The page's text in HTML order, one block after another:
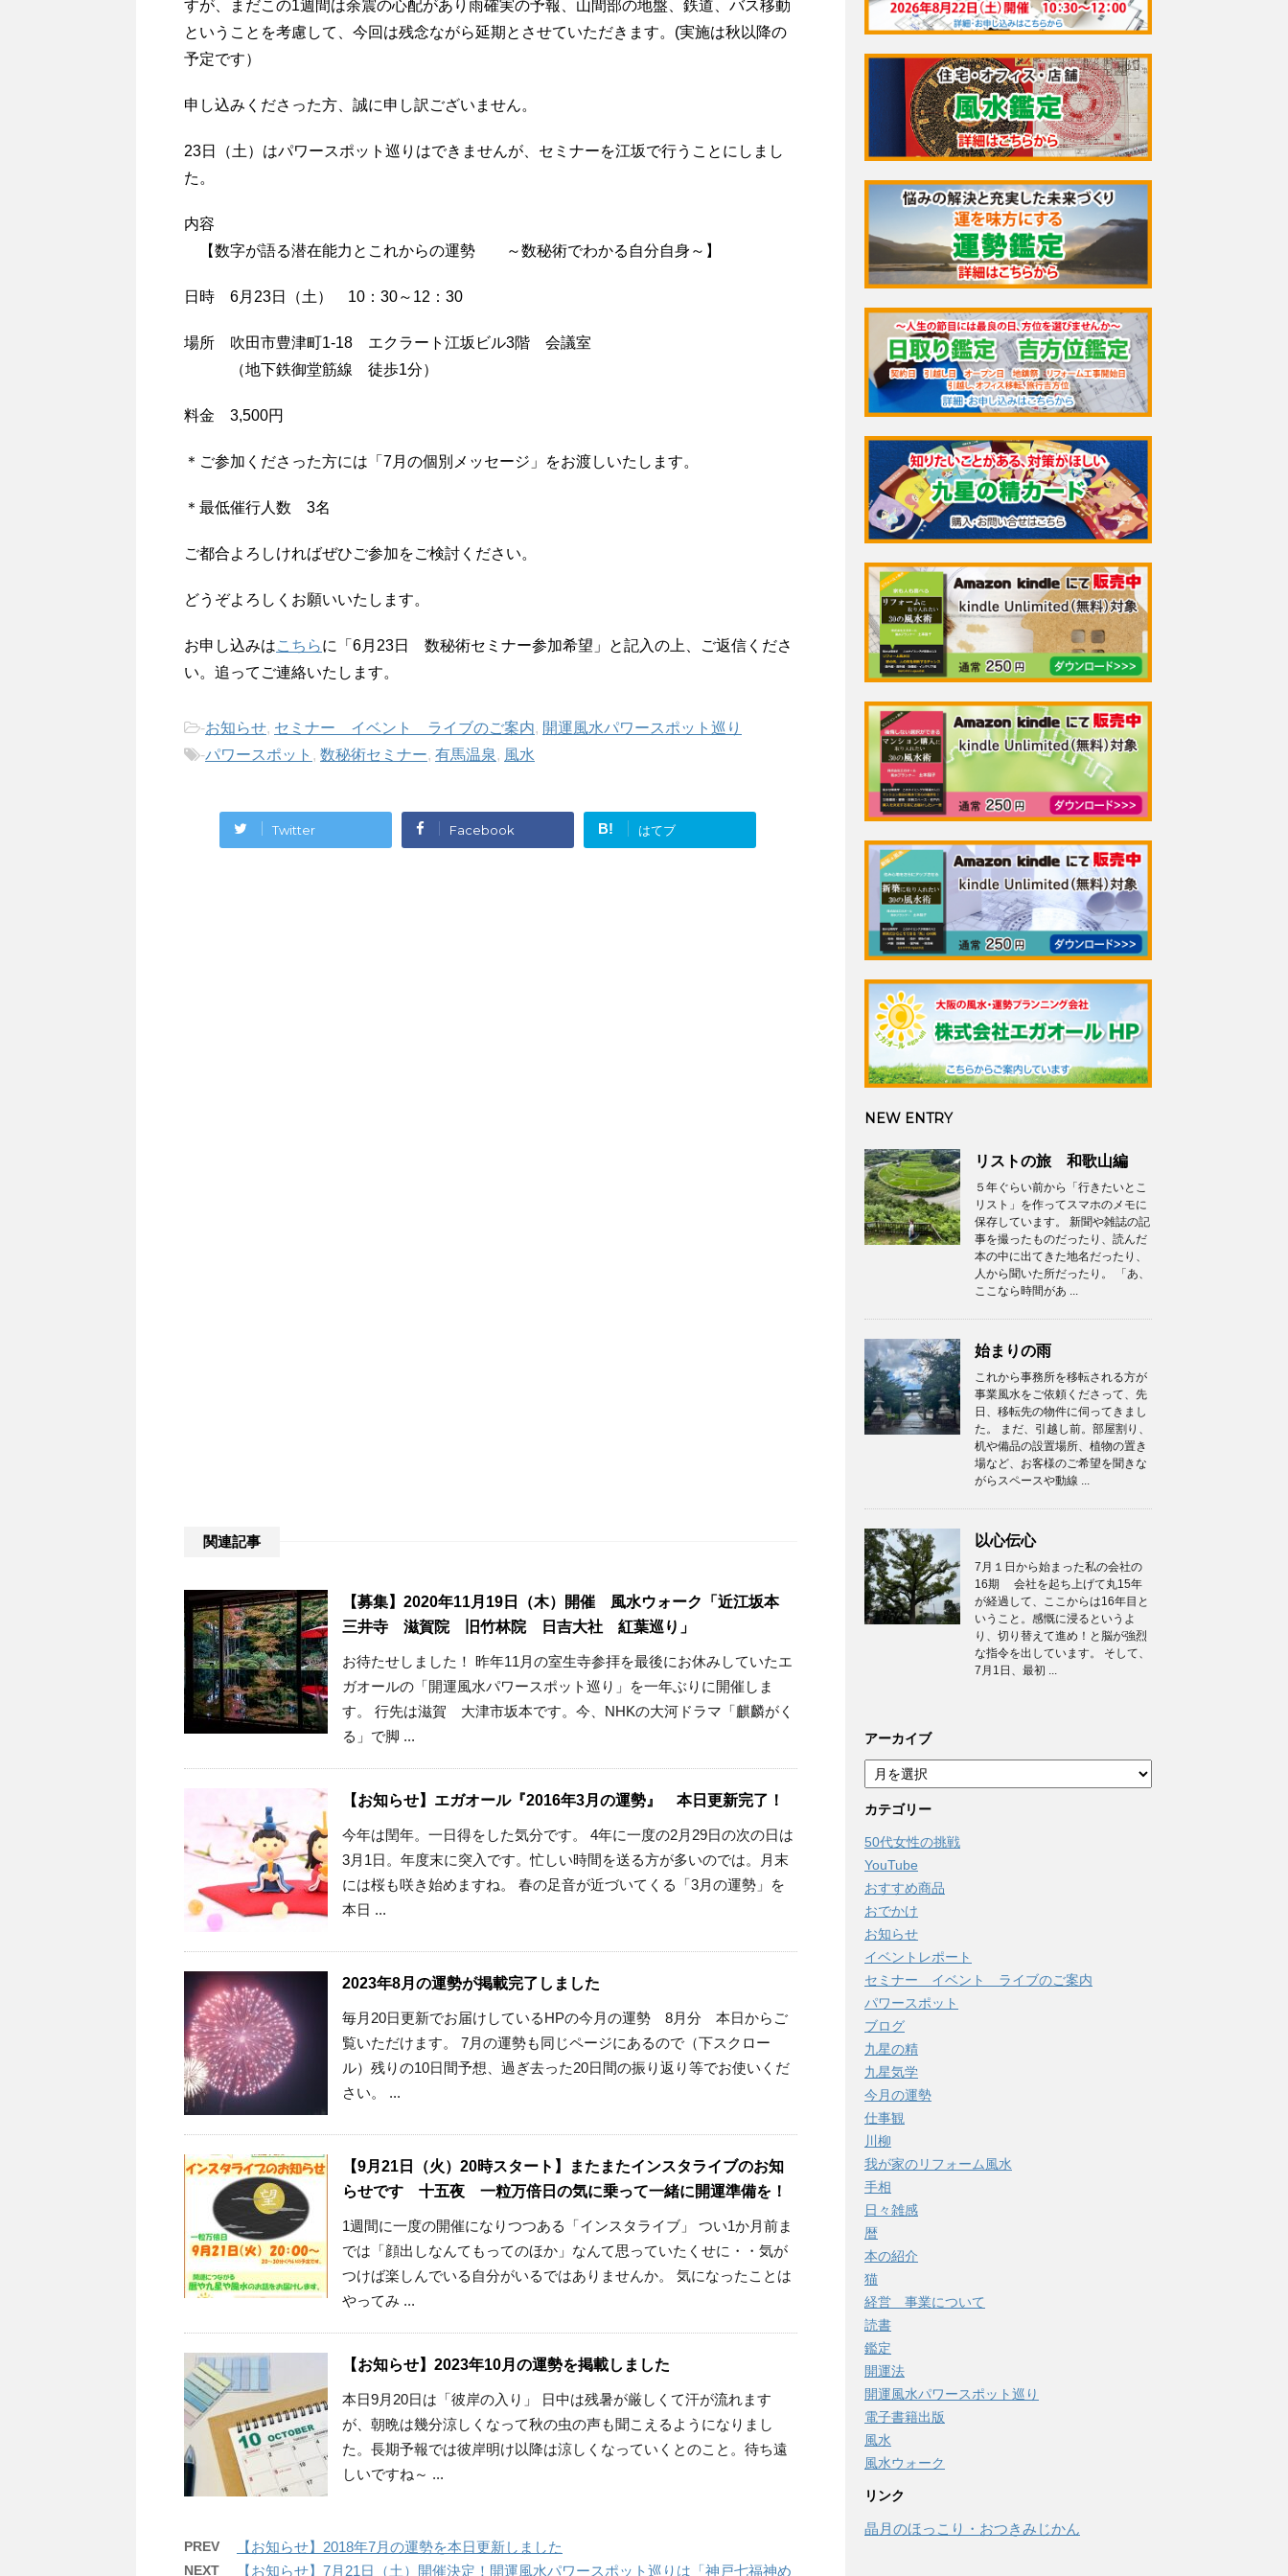
すが、まだこの1週間は余震の心配があり雨確実の予報、山間部の地盤、鉄道、バス移動
ということを考慮して、今回は残念ながら延期とさせていただきます。(実施は秋以降の
予定です）
申し込みくださった方、誠に申し訳ございません。
23日（土）はパワースポット巡りはできませんが、セミナーを江坂で行うことにしまし
た。
内容
【数字が語る潜在能力とこれからの運勢 ～数秘術でわかる自分自身～】
日時 6月23日（土） 10：30～12：30
場所 吹田市豊津町1-18 エクラート江坂ビル3階 会議室
（地下鉄御堂筋線 徒歩1分）
料金 3,500円
＊ご参加くださった方には「7月の個別メッセージ」をお渡しいたします。
＊最低催行人数 3名
ご都合よろしければぜひご参加をご検討ください。
どうぞよろしくお願いいたします。
お申し込みはこちらに「6月23日 数秘術セミナー参加希望」と記入の上、ご返信くださ
い。追ってご連絡いたします。
-お知らせ, セミナー イベント ライブのご案内, 開運風水パワースポット巡り
-パワースポット , 数秘術セミナー, 有馬温泉, 風水
Twitter Facebook B! はてブ
関連記事
【募集】2020年11月19日（木）開催 風水ウォーク「近江坂本
三井寺 滋賀院 旧竹林院 日吉大社 紅葉巡り」
お待たせしました！ 昨年11月の室生寺参拝を最後にお休みしていたエ
ガオールの「開運風水パワースポット巡り」を一年ぶりに開催しま
す。 行先は滋賀 大津市坂本です。今、NHKの大河ドラマ「麒麟がく
る」で脚 ...
【お知らせ】エガオール『2016年3月の運勢』 本日更新完了！
今年は閏年。一日得をした気分です。 4年に一度の2月29日の次の日は
3月1日。年度末に突入です。忙しい時間を送る方が多いのでは。月末
には桜も咲き始めますね。 春の足音が近づいてくる「3月の運勢」を
本日 ...
2023年8月の運勢が掲載完了しました
毎月20日更新でお届けしているHPの今月の運勢 8月分 本日からご
覧いただけます。 7月の運勢も同じページにあるので（下スクロー
ル）残りの10日間予想、過ぎ去った20日間の振り返り等でお使いくだ
さい。 ...
【9月21日（火）20時スタート】またまたインスタライブのお知
らせです 十五夜 一粒万倍日の気に乗って一緒に開運準備を！
1週間に一度の開催になりつつある「インスタライブ」 つい1か月前ま
では「顔出しなんてもってのほか」なんて思っていたくせに・・気が
つけば楽しんでいる自分がいるではありませんか。 気になったことは
やってみ ...
【お知らせ】2023年10月の運勢を掲載しました
本日9月20日は「彼岸の入り」 日中は残暑が厳しくて汗が流れます
が、朝晩は幾分涼しくなって秋の虫の声も聞こえるようになりまし
た。長期予報では彼岸明け以降は涼しくなっていくとのこと。待ち遠
しいですね～ ...
PREV 【お知らせ】2018年7月の運勢を本日更新しました
NEXT 【お知らせ】7月21日（土）開催決定！開運風水パワースポット巡りは「神戸七福神め
NEW ENTRY
リストの旅 和歌山編
５年ぐらい前から「行きたいとこ
リスト」を作ってスマホのメモに
保存しています。 新聞や雑誌の記
事を撮ったものだったり、読んだ
本の中に出てきた地名だったり、
人から聞いた所だったり。 「あ、
ここなら時間があ ...
始まりの雨
これから事務所を移転される方が
事業風水をご依頼くださって、先
日、移転先の物件に伺ってきまし
た。 まだ、引越し前。部屋割り、
机や備品の設置場所、植物の置き
場など、お客様のご希望を聞きな
がらスペースや動線 ...
以心伝心
7月１日から始まった私の会社の
16期 会社を起ち上げて丸15年
が経過して、ここからは16年目と
いうこと。感慨に浸るというよ
り、切り替えて進め！と脳が強烈
な指令を出しています。 そして、
7月1日、最初 ...
アーカイブ
ー
カ
イ
ブ
カテゴリー
50代女性の挑戦
YouTube
おすすめ商品
おでかけ
お知らせ
イベントレポート
セミナー イベント ライブのご案内
パワースポット
ブログ
九星の精
九星気学
今月の運勢
仕事観
川柳
我が家のリフォーム風水
手相
日々雑感
暦
本の紹介
猫
経営 事業について
読書
鑑定
開運法
開運風水パワースポット巡り
電子書籍出版
風水
風水ウォーク
リンク
晶月のほっこり・おつきみじかん